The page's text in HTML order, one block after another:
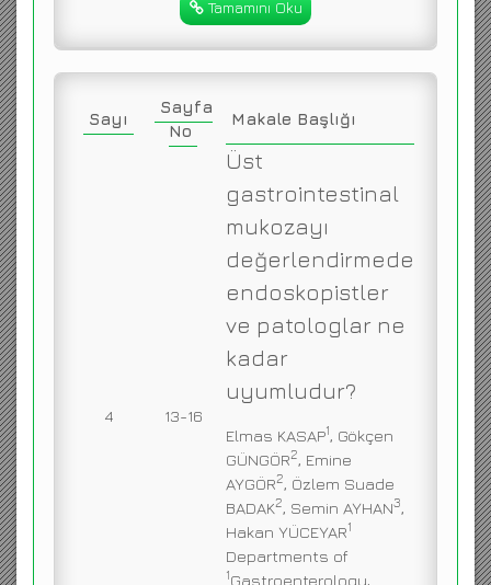
Tamamını Oku
Sayı
Sayfa
No
Makale Başlığı
4 13-16
Üst
gastrointestinal
mukozayı
değerlendirmede
endoskopistler
ve patologlar ne
kadar
uyumludur?
Elmas KASAP1, Gökçen
GÜNGÖR2, Emine
AYGÖR2, Özlem Suade
BADAK2, Semin AYHAN3,
Hakan YÜCEYAR1
Departments of
1Gastroenterology,